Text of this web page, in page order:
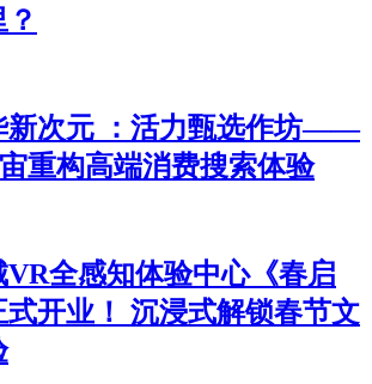
新次元 ：活力甄选作坊——
重构高端消费搜索体验
VR全感知体验中心《春启
式开业！ 沉浸式解锁春节文